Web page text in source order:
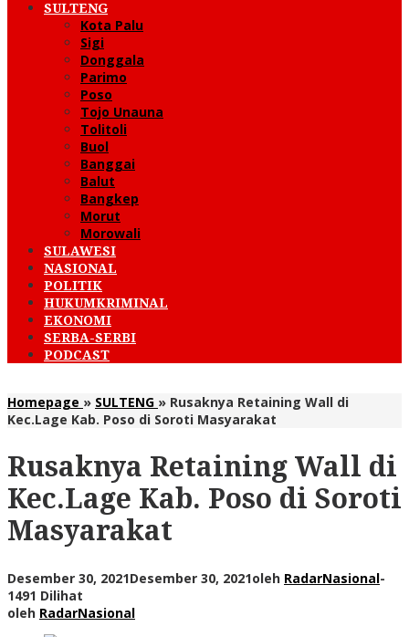
SULTENG
Kota Palu
Sigi
Donggala
Parimo
Poso
Tojo Unauna
Tolitoli
Buol
Banggai
Balut
Bangkep
Morut
Morowali
SULAWESI
NASIONAL
POLITIK
HUKUMKRIMINAL
EKONOMI
SERBA-SERBI
PODCAST
Homepage » SULTENG » Rusaknya Retaining Wall di
Kec.Lage Kab. Poso di Soroti Masyarakat
Rusaknya Retaining Wall di
Kec.Lage Kab. Poso di Soroti
Masyarakat
Desember 30, 2021Desember 30, 2021oleh RadarNasional-
1491 Dilihat
oleh RadarNasional